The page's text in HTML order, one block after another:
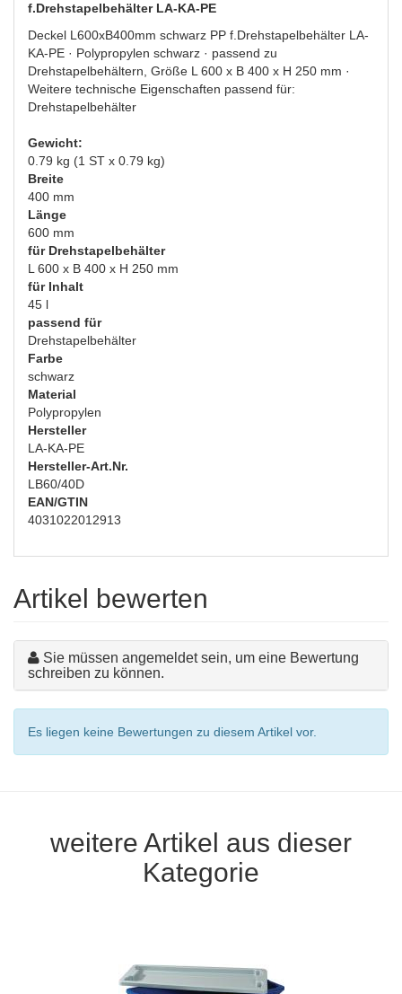
f.Drehstapelbehälter LA-KA-PE
Deckel L600xB400mm schwarz PP f.Drehstapelbehälter LA-
KA-PE · Polypropylen schwarz · passend zu
Drehstapelbehältern, Größe L 600 x B 400 x H 250 mm ·
Weitere technische Eigenschaften passend für:
Drehstapelbehälter
Gewicht:
0.79 kg (1 ST x 0.79 kg)
Breite
400 mm
Länge
600 mm
für Drehstapelbehälter
L 600 x B 400 x H 250 mm
für Inhalt
45 l
passend für
Drehstapelbehälter
Farbe
schwarz
Material
Polypropylen
Hersteller
LA-KA-PE
Hersteller-Art.Nr.
LB60/40D
EAN/GTIN
4031022012913
Artikel bewerten
Sie müssen angemeldet sein, um eine Bewertung
schreiben zu können.
Es liegen keine Bewertungen zu diesem Artikel vor.
weitere Artikel aus dieser
Kategorie